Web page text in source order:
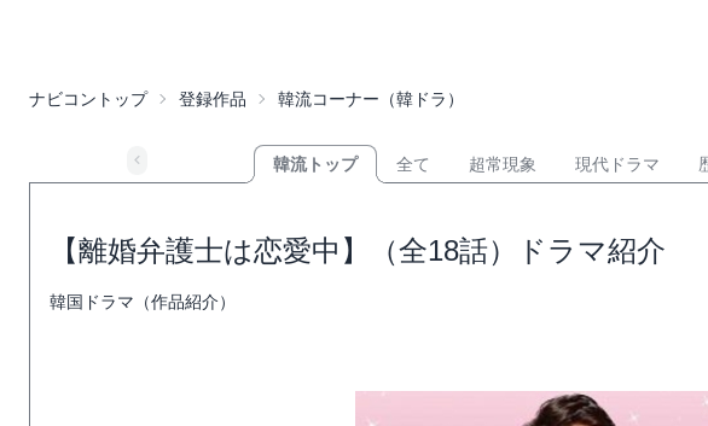
ナビコントップ 登録作品 韓流コーナー（韓ドラ）
韓流トップ 全て 超常現象 現代ドラマ
【離婚弁護士は恋愛中】（全18話）ドラマ紹介
韓国ドラマ（作品紹介）